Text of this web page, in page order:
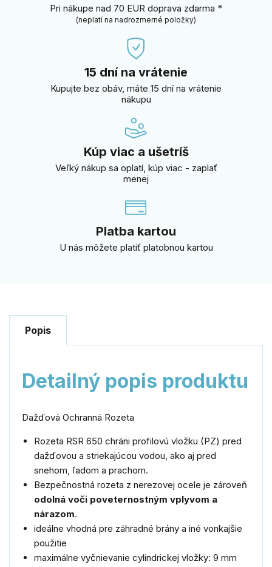
Pri nákupe nad 70 EUR doprava zdarma *
(neplatí na nadrozmerné položky)
15 dní na vrátenie
Kupujte bez obáv, máte 15 dní na vrátenie
nákupu
Kúp viac a ušetríš
Veľký nákup sa oplatí, kúp viac - zaplať
menej
Platba kartou
U nás môžete platiť platobnou kartou
Popis
Detailný popis produktu
Dažďová Ochranná Rozeta
Rozeta RSR 650 chráni profilovú vložku (PZ) pred
dažďovou a striekajúcou vodou, ako aj pred
snehom, ľadom a prachom.
Bezpečnostná rozeta z nerezovej ocele je zároveň
odolná voči poveternostným vplyvom a
nárazom.
ideálne vhodná pre záhradné brány a iné vonkajšie
použitie
maximálne vyčnievanie cylindrickej vložky: 9 mm